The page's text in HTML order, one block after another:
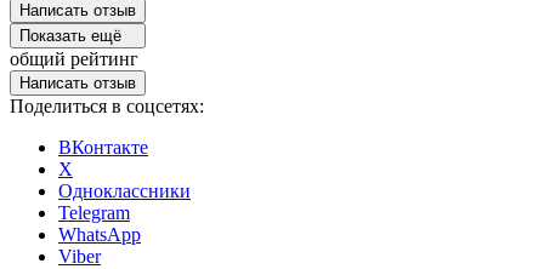
Написать отзыв
Показать ещё
общий рейтинг
Написать отзыв
Поделиться в соцсетях:
ВКонтакте
X
Одноклассники
Telegram
WhatsApp
Viber